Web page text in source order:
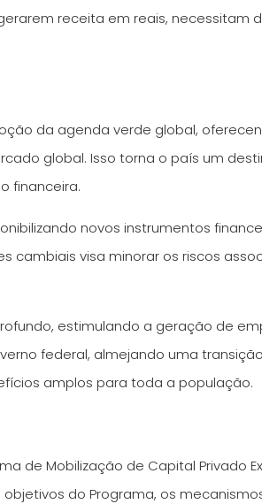
receita em reais, necessitam
da agenda verde global,
global. Isso torna o país um
financeira.
novos instrumentos
visa minorar os riscos
estimulando a geração de
federal, almejando uma
amplos para toda a população.
de Mobilização de Capital Privado
do Programa, os